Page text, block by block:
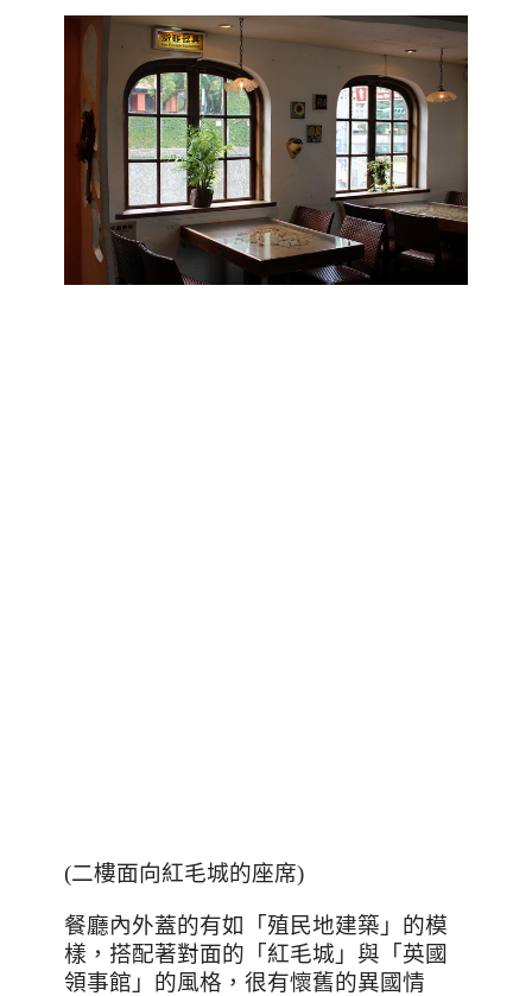
(二樓面向紅毛城的座席)
餐廳內外蓋的有如「殖民地建築」的模
樣，搭配著對面的「紅毛城」與「英國
領事館」的風格，很有懷舊的異國情